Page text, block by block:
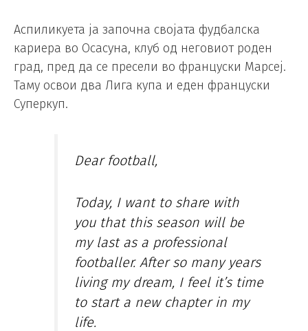
Аспиликуета ја започна својата фудбалска
кариера во Осасуна, клуб од неговиот роден
град, пред да се пресели во француски Марсеј.
Таму освои два Лига купа и еден француски
Суперкуп.
Dear football,
Today, I want to share with
you that this season will be
my last as a professional
footballer. After so many years
living my dream, I feel it’s time
to start a new chapter in my
life.